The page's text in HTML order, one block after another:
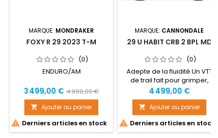
MARQUE: MONDRAKER
FOXY R 29 2023 T-M
(0)
ENDURO/AM
Prix
3 499,00 € Prix
base
4 999,00 €
 Ajouter au panier
 Derniers articles en stock
MARQUE: CANNONDALE
29 U HABIT CRB 2 BPL MD
(0)
Adepte de la fluidité Un VTT
de trail fait pour grimper,
foncer sur terrain plat et
dévaler les descentes. Un
vélo pour toutes les situations
et tout pour le plaisir ! Où il
prospère Pour les grands
espaces Conçu pour vous
Prix
4 499,00 €
 Ajouter au panier
 Derniers articles en stock